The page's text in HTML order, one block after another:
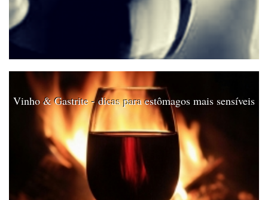
Vinho & Gastrite - dicas para estômagos mais sensíveis